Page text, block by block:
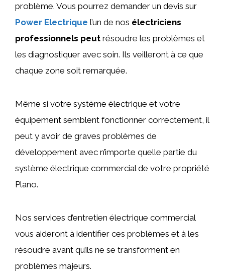
problème. Vous pourrez demander un devis sur
Power Electrique l’un de nos électriciens
professionnels peut résoudre les problèmes et
les diagnostiquer avec soin. Ils veilleront à ce que
chaque zone soit remarquée.
Même si votre système électrique et votre
équipement semblent fonctionner correctement, il
peut y avoir de graves problèmes de
développement avec n’importe quelle partie du
système électrique commercial de votre propriété
Plano.
Nos services d’entretien électrique commercial
vous aideront à identifier ces problèmes et à les
résoudre avant qu’ils ne se transforment en
problèmes majeurs.